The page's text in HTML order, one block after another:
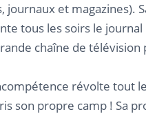
journaux et magazines).
tous les soirs le journal
chaîne de télévision
révolte tout
son propre camp ! Sa